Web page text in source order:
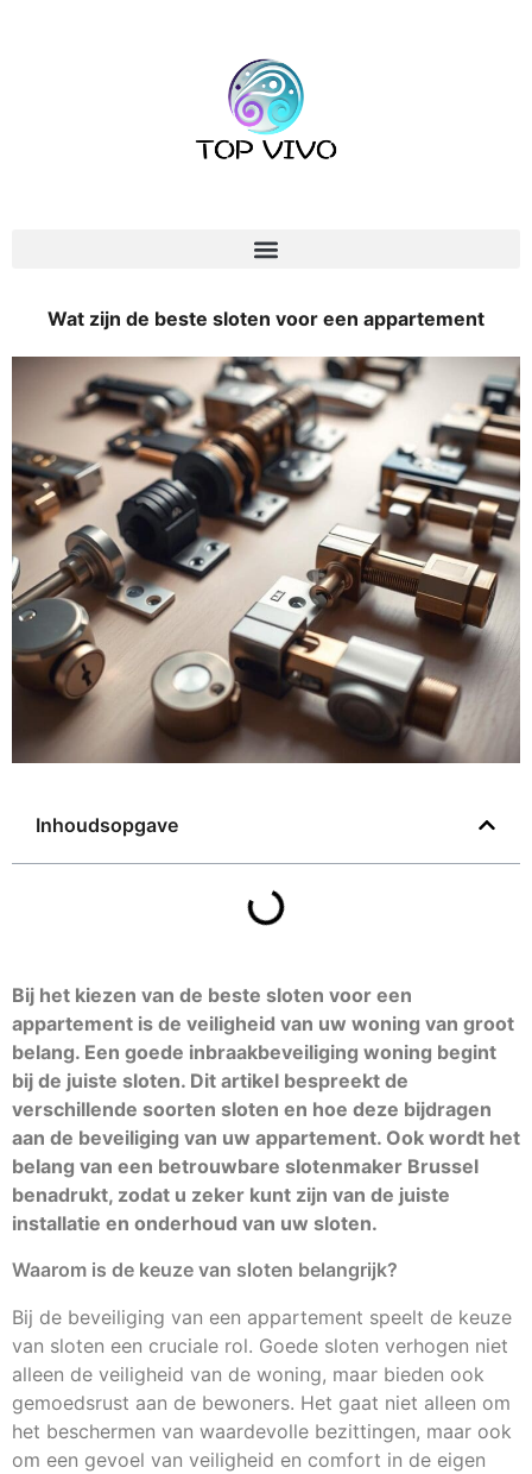
Wat zijn de beste sloten voor een appartement
Inhoudsopgave
Bij het kiezen van de beste sloten voor een
appartement is de veiligheid van uw woning van groot
belang. Een goede inbraakbeveiliging woning begint
bij de juiste sloten. Dit artikel bespreekt de
verschillende soorten sloten en hoe deze bijdragen
aan de beveiliging van uw appartement. Ook wordt het
belang van een betrouwbare slotenmaker Brussel
benadrukt, zodat u zeker kunt zijn van de juiste
installatie en onderhoud van uw sloten.
Waarom is de keuze van sloten belangrijk?
Bij de beveiliging van een appartement speelt de keuze
van sloten een cruciale rol. Goede sloten verhogen niet
alleen de veiligheid van de woning, maar bieden ook
gemoedsrust aan de bewoners. Het gaat niet alleen om
het beschermen van waardevolle bezittingen, maar ook
om een gevoel van veiligheid en comfort in de eigen